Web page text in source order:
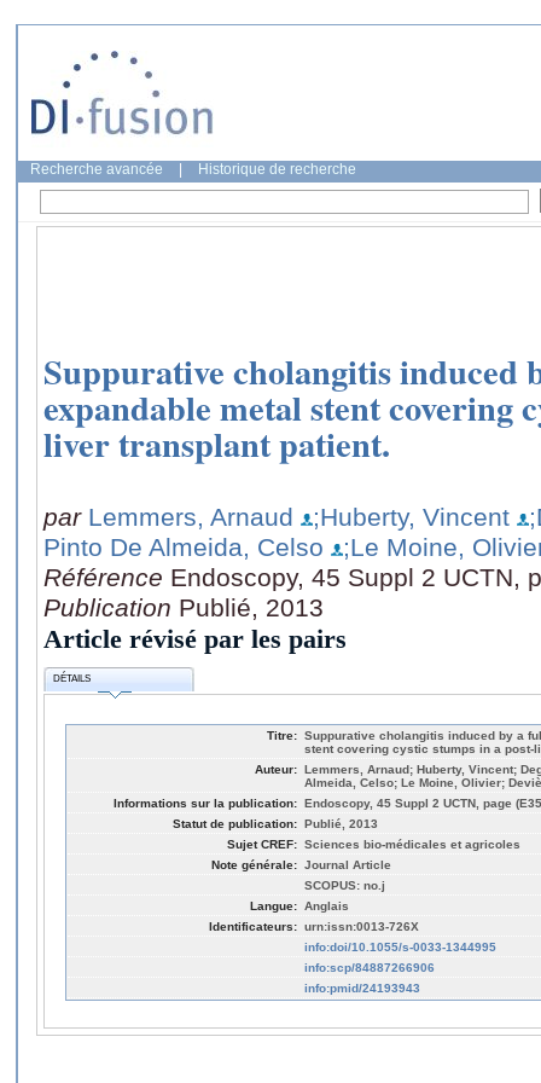
Recherche avancée Historique de recherche
Suppurative cholangitis induced
expandable metal stent covering
liver transplant patient.
par Lemmers, Arnaud ;Huberty, Vincent
Pinto De Almeida, Celso
;Le Moine,
Référence Endoscopy, 45 Suppl 2 UCTN,
Publication Publié, 2013
Article révisé par les pairs
DÉTAILS
Titre: Suppurative cholangitis induced by a
stent covering cystic stumps in a post-
Auteur: Lemmers, Arnaud; Huberty, Vincent;
Almeida, Celso; Le Moine, Olivier;
Informations sur la publication: Endoscopy, 45 Suppl 2 UCTN, page
Statut de publication: Publié, 2013
Sujet CREF: Sciences bio-médicales et agricoles
Note générale: Journal Article
SCOPUS: no.j
Langue: Anglais
Identificateurs: urn:issn:0013-726X
info:doi/10.1055/s-0033-1344995
info:scp/84887266906
info:pmid/24193943